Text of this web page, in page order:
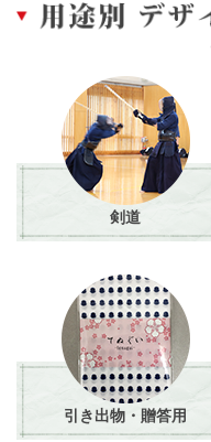
剣道
引き出物・贈答用